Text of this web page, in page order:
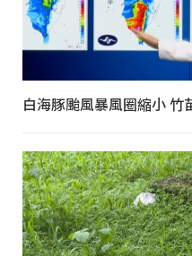
白海豚颱風暴風圈縮小 竹